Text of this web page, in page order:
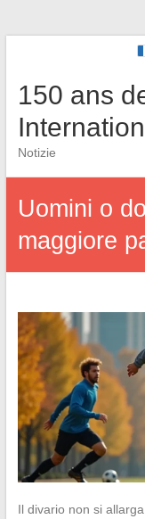
150 ans
Notizie
Uomini o
maggiore
Il divario non si